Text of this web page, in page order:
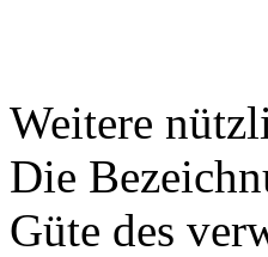
Weitere
Die
Güte des